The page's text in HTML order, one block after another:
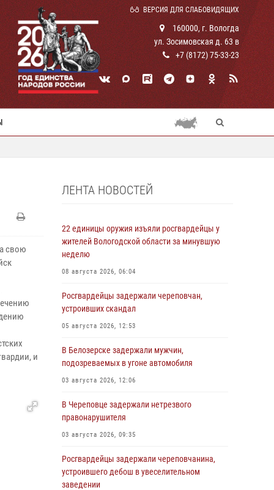
ВЕРСИЯ ДЛЯ СЛАБОВИДЯЩИХ
160000, г. Вологда
ул. Зосимовская д. 63 в
+7 (8172) 75-33-23
свою
и
ЛЕНТА НОВОСТЕЙ
22 единицы оружия изъяли росгвардейцы у
жителей Вологодской области за минувшую
неделю
08 августа 2026, 06:04
Росгвардейцы задержали череповчан,
устроивших скандал
05 августа 2026, 12:53
В Белозерске задержали мужчин,
подозреваемых в угоне автомобиля
03 августа 2026, 12:06
В Череповце задержали нетрезвого
правонарушителя
03 августа 2026, 09:35
Росгвардейцы задержали череповчанина,
устроившего дебош в увеселительном
заведении